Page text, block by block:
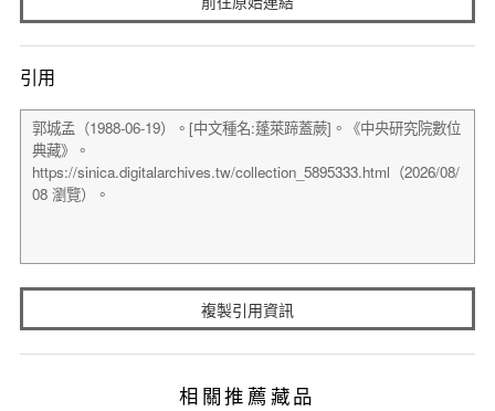
引用
複製引用資訊
相關推薦藏品